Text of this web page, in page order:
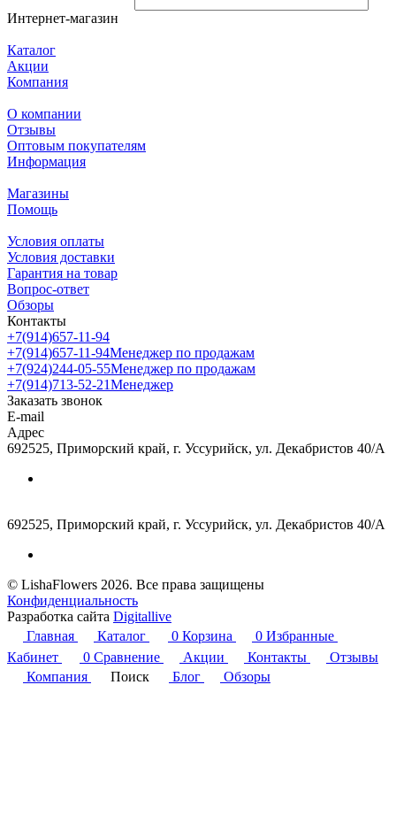
Интернет-магазин
Каталог
Акции
Компания
О компании
Отзывы
Оптовым покупателям
Информация
Магазины
Помощь
Условия оплаты
Условия доставки
Гарантия на товар
Вопрос-ответ
Обзоры
Контакты
+7(914)657-11-94
+7(914)657-11-94Менеджер по продажам
+7(924)244-05-55Менеджер по продажам
+7(914)713-52-21Менеджер
Заказать звонок
E-mail
Адрес
692525, Приморский край, г. Уссурийск, ул. Декабристов 40/А
692525, Приморский край, г. Уссурийск, ул. Декабристов 40/А
© LishaFlowers 2026. Все права защищены
Конфиденциальность
Разработка сайта Digitallive
Главная
Каталог 0 Корзина 0 Избранные
Кабинет
0 Сравнение Акции Контакты
Отзывы
Компания
Поиск Блог Обзоры